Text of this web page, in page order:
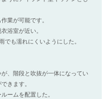
業が可能です。
浴室が近い。
でも濡れにくいようにした。
、階段と吹抜が一体になってい
きます。
ームを配置した。